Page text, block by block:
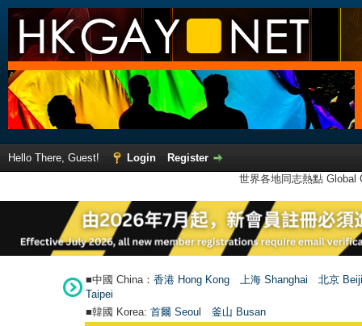
Hello There, Guest! Login
Register
世界各地同志熱點
■中國 China： 香港 Hong Kong 上海 Shanghai
北京
Taipei
■韓國 Korea: 首爾 Seoul 釜山 Busan